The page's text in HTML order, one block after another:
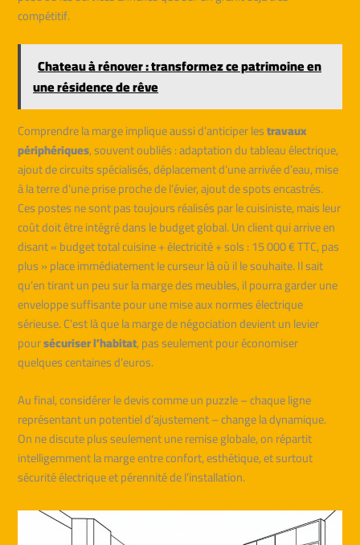
compétitif.
Chateau à rénover : transformez ce patrimoine en
une résidence de rêve
Comprendre la marge implique aussi d’anticiper lestravaux
périphériques, souvent oubliés : adaptation du tableau électrique,
ajout de circuits spécialisés, déplacement d’une arrivée d’eau, mise
à la terre d’une prise proche de l’évier, ajout de spots encastrés.
Ces postes ne sont pas toujours réalisés par le cuisiniste, mais leur
coût doit être intégré dans le budget global. Un client qui arrive en
disant « budget total cuisine + électricité + sols : 15 000 € TTC, pas
plus » place immédiatement le curseur là où il le souhaite. Il sait
qu’en tirant un peu sur la marge des meubles, il pourra garder une
enveloppe suffisante pour une mise aux normes électrique
sérieuse. C’est là que la marge de négociation devient un levier
poursécuriser l’habitat, pas seulement pour économiser
quelques centaines d’euros.
Au final, considérer le devis comme un puzzle – chaque ligne
représentant un potentiel d’ajustement – change la dynamique.
On ne discute plus seulement une remise globale, on répartit
intelligemment la marge entre confort, esthétique, et surtout
sécurité électrique et pérennité de l’installation.